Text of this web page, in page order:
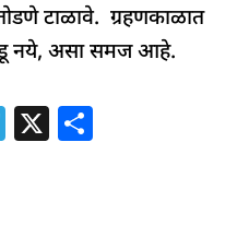
टाळावे. ग्रहणकाळात
पडू नये, असा समज आहे.
T X